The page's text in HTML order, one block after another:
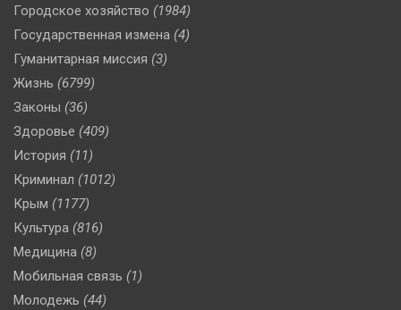
Городское хозяйство (1984)
Государственная измена (4)
Гуманитарная миссия (3)
Жизнь (6799)
Законы (36)
Здоровье (409)
История (11)
Криминал (1012)
Крым (1177)
Культура (816)
Медицина (8)
Мобильная связь (1)
Молодежь (44)